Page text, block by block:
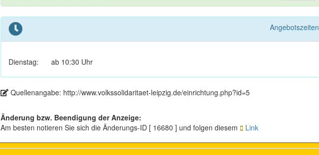
Angebotszeiten
Dienstag: ab 10:30 Uhr
Quellenangabe: http://www.volkssolidaritaet-leipzig.de/einrichtung.php?id=5
Änderung bzw. Beendigung der Anzeige:
Am besten notieren Sie sich die Änderungs-ID [ 16680 ] und folgen diesem
Link